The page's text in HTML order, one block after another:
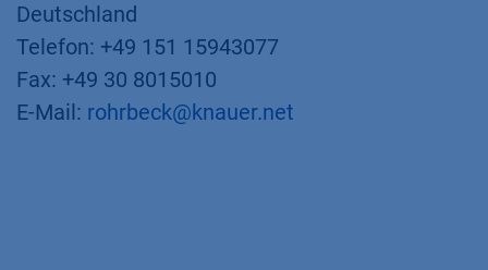
Deutschland
Telefon: +49 151 15943077
Fax: +49 30 8015010
E-Mail: rohrbeck@knauer.net